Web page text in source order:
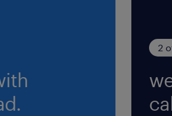
（実働11時間00分・休憩60
（実働11時間00分・休憩60
2